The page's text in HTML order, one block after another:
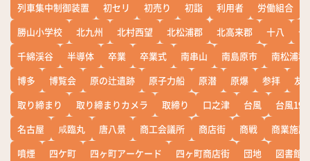
列車集中制御装置
初セリ 初売り 初詣 利用者 労働組合
勝山小学校
北九州 北村西望 北松浦郡 北高来郡 十八
十
千綿渓谷
半導体 卒業 卒業式 南串山 南島原市
南松浦郡
博多
博覧会 原の辻遺跡 原子力船 原潜 原爆 参拝
友
取り締まり
取り締まりカメラ 取締り 口之津 台風
台風19
名古屋
咸臨丸 唐八景 商工会議所 商店街 商戦
商業施設
噴煙
四ケ町 四ヶ町アーケード 四ヶ町商店街 団地
図書館